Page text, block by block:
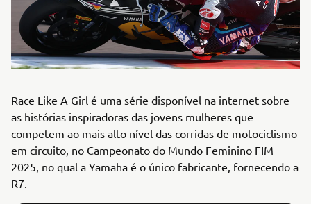
Race Like A Girl é uma série disponível na internet sobre
as histórias inspiradoras das jovens mulheres que
competem ao mais alto nível das corridas de motociclismo
em circuito, no Campeonato do Mundo Feminino FIM
2025, no qual a Yamaha é o único fabricante, fornecendo a
R7.